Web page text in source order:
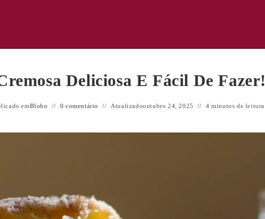
Deliciosa E Fácil De Fazer!
emBlobo 0 comentário Atualizadooutubro 24, 2025 4 minutos de leitura